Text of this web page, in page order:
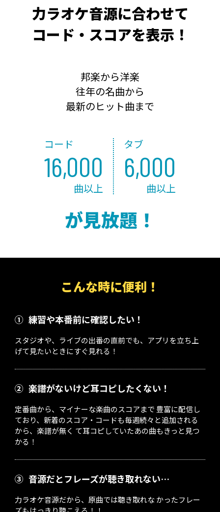
力ラオケ音源に合わせて
コード・スコアを表示！
邦楽から洋楽
往年の名曲から
最新のヒット曲まで
コード
16,000
曲以上
タブ
6,000
曲以上
が見放題！
こんな時に便利！
① 練習や本番前に確認したい！
スタジオや、ライブの出番の直前でも、アプリを立ち上
げて見たいときにすぐ見れる！
② 楽譜がないけど耳コピしたくない！
定番曲から、マイナーな楽曲のスコアまで 豊富に配信し
ており、新着のスコア・コードも毎週続々と追加される
から、楽譜が無く て耳コピしていたあの曲もきっと見つ
かる！
③ 音源だとフレーズが聴き取れない…
力ラオケ音源だから、原曲では聴き取れな かったフレー